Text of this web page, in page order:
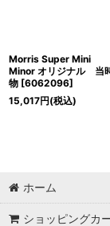
Morris Super Mini
Minor オリジナル 当
物 [6062096]
15,017円(税込)
ホーム
ショッピングカ